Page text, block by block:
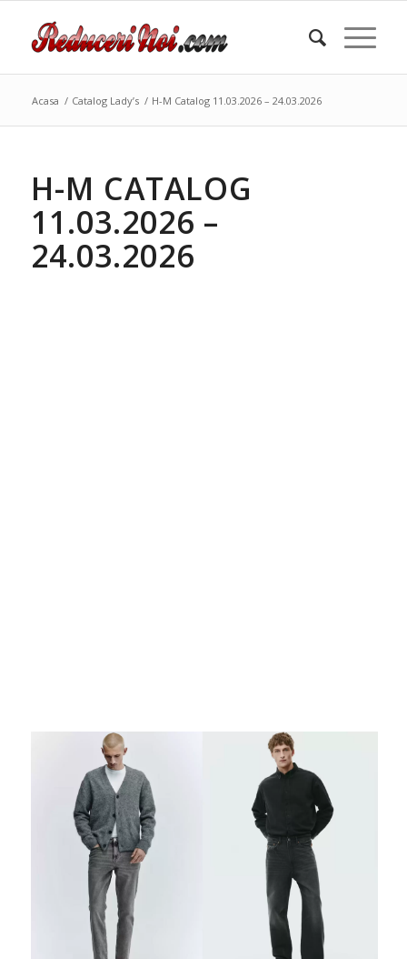
Acasa / Catalog Lady’s / H-M Catalog 11.03.2026 – 24.03.2026
H-M CATALOG
11.03.2026 –
24.03.2026